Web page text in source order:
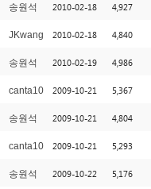
[1]
송원석 2010-02-18 4,927
JKwang 2010-02-18 4,840
[1]
송원석 2010-02-19 4,986
canta10 2009-10-21 5,367
송원석 2009-10-21 4,804
canta10 2009-10-21 5,293
송원석 2009-10-22 5,176